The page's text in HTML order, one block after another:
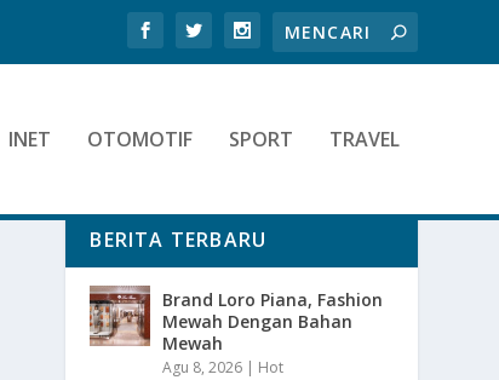
INET OTOMOTIF SPORT TRAVEL
BERITA TERBARU
Brand Loro Piana, Fashion
Mewah Dengan Bahan
Mewah
Agu 8, 2026 | Hot